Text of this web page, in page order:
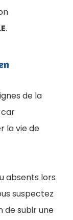
.
de la
car
la vie de
absents lors
suspectez
de subir une